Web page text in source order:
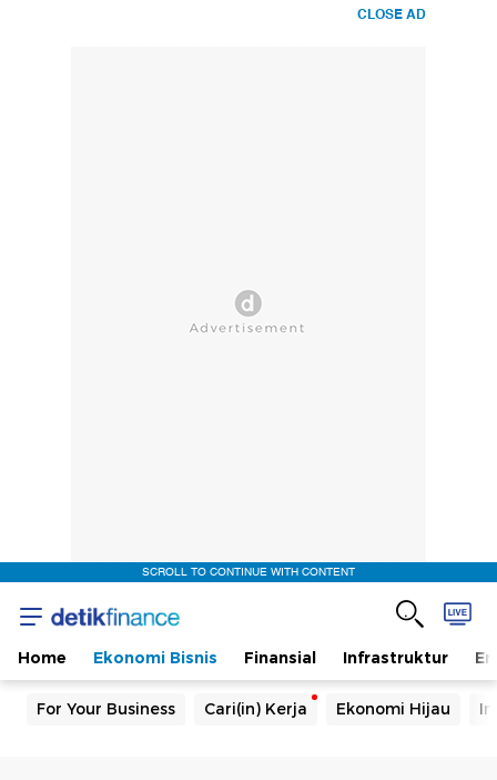
CLOSE AD
SCROLL TO CONTINUE WITH CONTENT
Home Ekonomi Bisnis Finansial Infrastruktur
For Your Business Cari(in) Kerja Ekonomi Hijau